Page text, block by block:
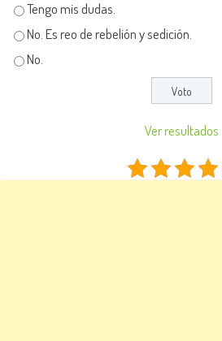
Tengo mis dudas.
No. Es reo de rebelión y sedición.
No.
Ver resultados